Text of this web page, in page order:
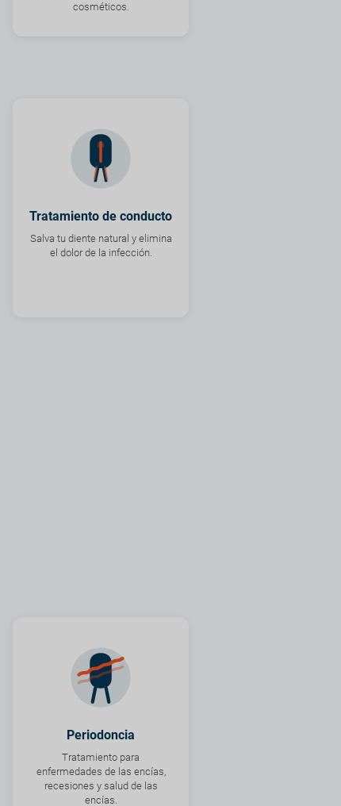
cosméticos.
Tratamiento de conducto
Salva tu diente natural y elimina
el dolor de la infección.
Periodoncia
Tratamiento para
enfermedades de las encías,
recesiones y salud de las
encías.